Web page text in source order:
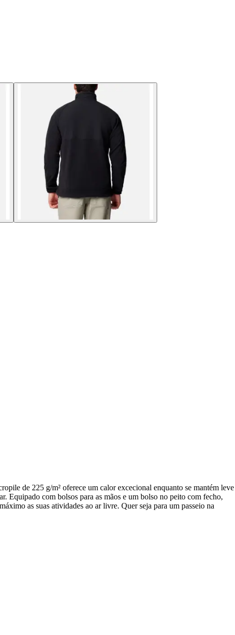
de 225 g/m² oferece um calor excecional enquanto se mantém leve
Equipado com bolsos para as mãos e um bolso no peito com fecho,
as suas atividades ao ar livre. Quer seja para um passeio na